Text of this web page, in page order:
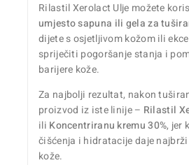
Rilastil Xerolact Ulje možete
umjesto sapuna ili gela za
dijete s osjetljivom kožom ili
spriječiti pogoršanje stanja i
barijere kože.
Za najbolji rezultat, nakon
proizvod iz iste linije – Rilastil
ili Koncentriranu kremu 30%, jer
čišćenja i hidratacije daje
kože.